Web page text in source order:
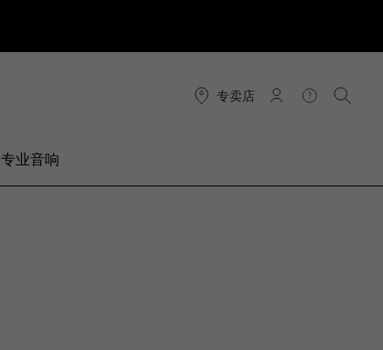
专卖店
连接 帮助 搜索
专业音响